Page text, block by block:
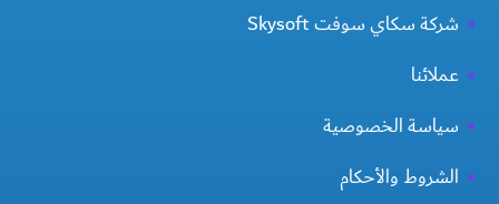
شركة سكاي سوفت Skysoft
عملائنا
سياسة الخصوصية
الشروط والأحكام